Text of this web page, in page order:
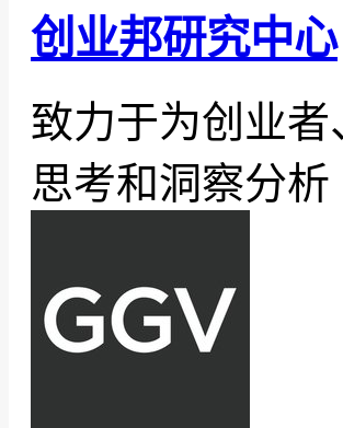
创业邦研究中心
致力于为创业
思考和洞察分析